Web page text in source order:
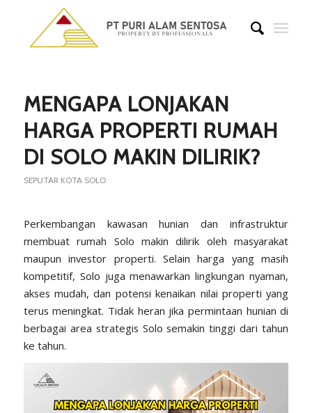
MENGAPA LONJAKAN
HARGA PROPERTI RUMAH
DI SOLO MAKIN DILIRIK?
SEPUTAR KOTA SOLO
Perkembangan kawasan hunian dan infrastruktur
membuat rumah Solo makin dilirik oleh masyarakat
maupun investor properti. Selain harga yang masih
kompetitif, Solo juga menawarkan lingkungan nyaman,
akses mudah, dan potensi kenaikan nilai properti yang
terus meningkat. Tidak heran jika permintaan hunian di
berbagai area strategis Solo semakin tinggi dari tahun
ke tahun.